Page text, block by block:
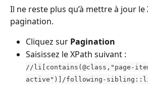
Il ne reste plus qu’à mettre à jour le
pagination.
Cliquez sur Pagination
Saisissez le XPath suivant :
//li[contains(@class,"page-
active")]/following-